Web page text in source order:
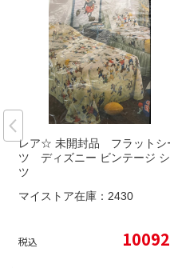
レア☆ 未開封品 フラットシ
ツ ディズニー ビンテージ
ツ
マイストア在庫： 2430
税込 10092